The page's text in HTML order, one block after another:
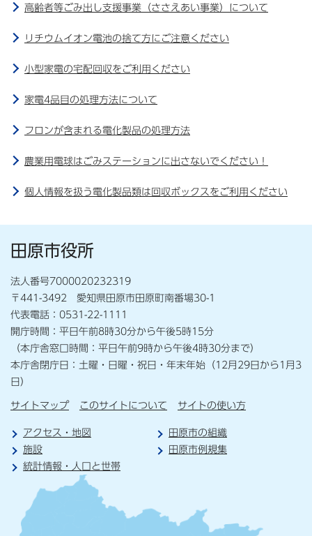
高齢者等ごみ出し支援事業（ささえあい事業）について
リチウムイオン電池の捨て方にご注意ください
小型家電の宅配回収をご利用ください
家電4品目の処理方法について
フロンが含まれる電化製品の処理方法
農業用電球はごみステーションに出さないでください！
個人情報を扱う電化製品類は回収ボックスをご利用ください
田原市役所
法人番号7000020232319
〒441-3492 愛知県田原市田原町南番場30-1
代表電話：0531-22-1111
開庁時間：平日午前8時30分から午後5時15分
（本庁舎窓口時間：平日午前9時から午後4時30分まで）
本庁舎閉庁日：土曜・日曜・祝日・年末年始（12月29日から1月3
日）
サイトマップ このサイトについて サイトの使い方
アクセス・地図
田原市の組織
施設
田原市例規集
統計情報・人口と世帯